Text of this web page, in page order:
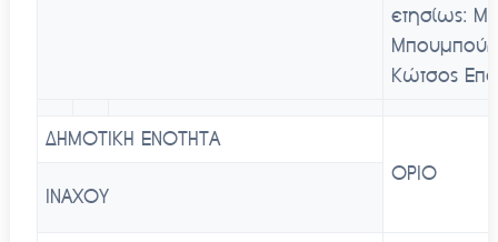
ετησίως:
Κώτσος
ΔΗΜΟΤΙΚΗ ΕΝΟΤΗΤΑ
ΟΡΙΟ
ΙΝΑΧΟΥ